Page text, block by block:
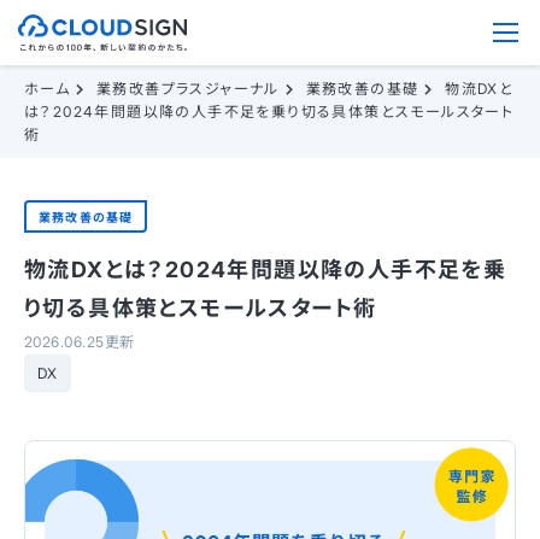
ホーム 業務改善プラスジャーナル 業務改善の基礎
物流DXと
は？2024年問題以降の人手不足を乗り切る具体策とスモールスタート
術
業務改善の基礎
物流DXとは？2024年問題以降の人手不足を乗
り切る具体策とスモールスタート術
2026.06.25更新
DX